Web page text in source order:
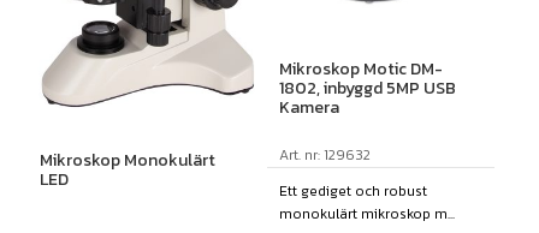
Mikroskop Monokulärt
LED
Mikroskop Motic DM-
1802, inbyggd 5MP USB
Kamera
Art. nr: 129632
Ett gediget och robust
monokulärt mikroskop m...